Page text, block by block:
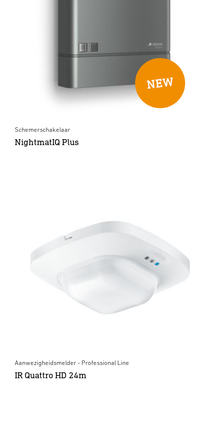
Schemerschakelaar
NightmatIQ Plus
Aanwezigheidsmelder - Professional Line
IR Quattro HD 24m